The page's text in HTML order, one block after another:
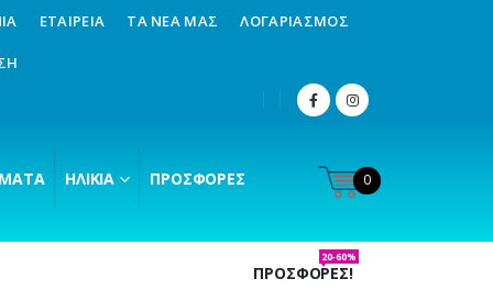
ΕΤΑΙΡΕΊΑ ΤΑ ΝΈΑ ΜΑΣ ΛΟΓΑΡΙΑΣΜΌΣ
ΗΛΙΚΊΑ ΠΡΟΣΦΟΡΈΣ 0
ΠΡΟΣΦΟΡΕΣ!
20-60%